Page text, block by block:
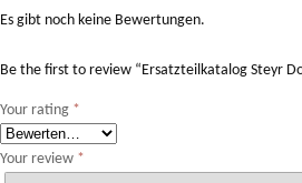
Es gibt noch keine Bewertungen.
Be the first to review “Ersatzteilkatalog Steyr
Your rating *
Your review *